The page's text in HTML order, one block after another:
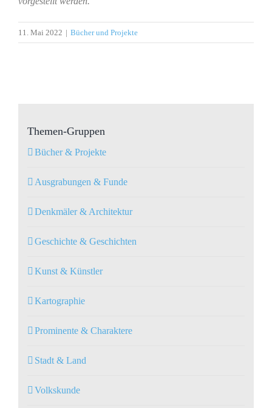
11. Mai 2022 | Bücher und Projekte
Themen-Gruppen
Bücher & Projekte
Ausgrabungen & Funde
Denkmäler & Architektur
Geschichte & Geschichten
Kunst & Künstler
Kartographie
Prominente & Charaktere
Stadt & Land
Volkskunde